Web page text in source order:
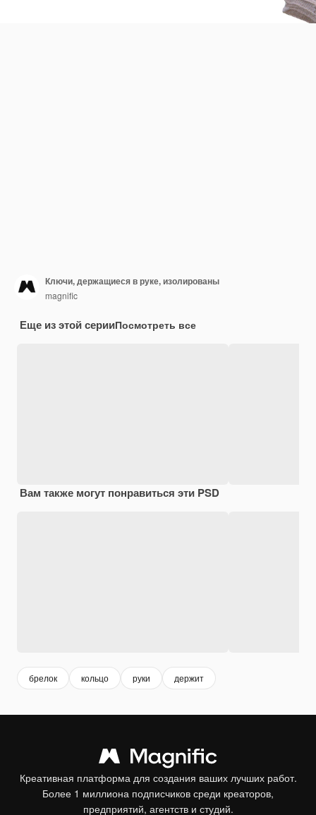
Ключи, держащиеся в руке, изолированы
magnific
Еще из этой серииПосмотреть все
Вам также могут понравиться эти PSD
брелок кольцо руки держит
Креативная платформа для создания ваших лучших работ.
Более 1 миллиона подписчиков среди креаторов,
предприятий, агентств и студий.